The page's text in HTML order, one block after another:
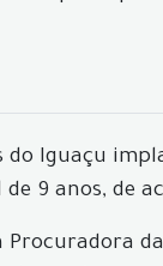
Iguaçu
9 anos, de